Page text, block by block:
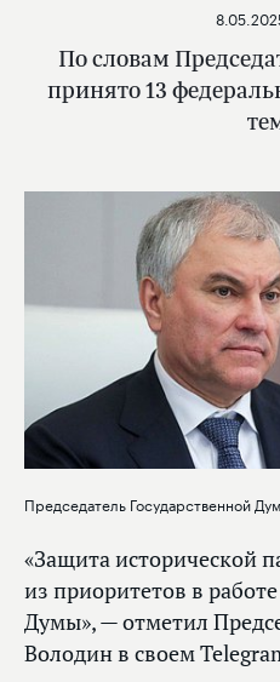
По словам
принято 13
Председатель Государственной
«Защита исторической
из приоритетов в
Думы», — отметил
Володин в своем